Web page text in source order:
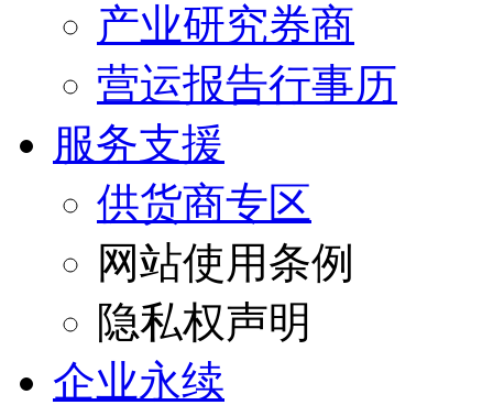
产业研究券商
营运报告行事历
服务支援
供货商专区
网站使用条例
隐私权声明
企业永续